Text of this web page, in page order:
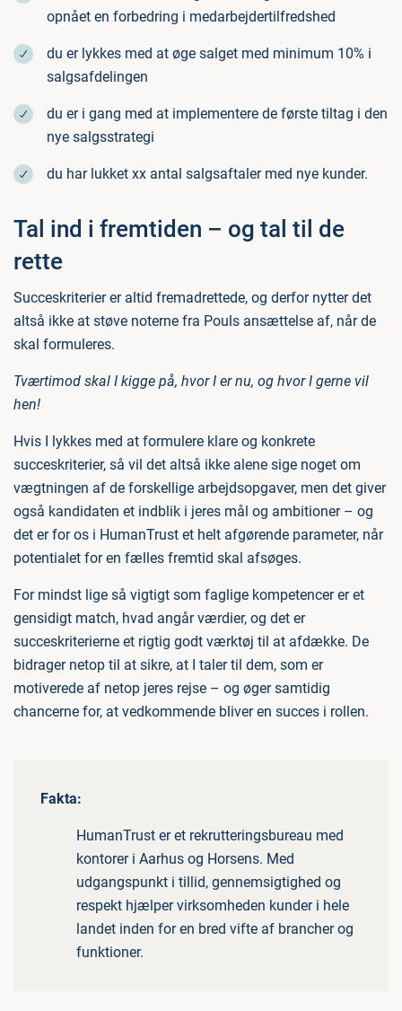
opnået en forbedring i medarbejdertilfredshed
du er lykkes med at øge salget med minimum 10% i
salgsafdelingen
du er i gang med at implementere de første tiltag i den
nye salgsstrategi
du har lukket xx antal salgsaftaler med nye kunder.
Tal ind i fremtiden – og tal til de
rette
Succeskriterier er altid fremadrettede, og derfor nytter det
altså ikke at støve noterne fra Pouls ansættelse af, når de
skal formuleres.
Tværtimod skal I kigge på, hvor I er nu, og hvor I gerne vil
hen!
Hvis I lykkes med at formulere klare og konkrete
succeskriterier, så vil det altså ikke alene sige noget om
vægtningen af de forskellige arbejdsopgaver, men det giver
også kandidaten et indblik i jeres mål og ambitioner – og
det er for os i HumanTrust et helt afgørende parameter, når
potentialet for en fælles fremtid skal afsøges.
For mindst lige så vigtigt som faglige kompetencer er et
gensidigt match, hvad angår værdier, og det er
succeskriterierne et rigtig godt værktøj til at afdække. De
bidrager netop til at sikre, at I taler til dem, som er
motiverede af netop jeres rejse – og øger samtidig
chancerne for, at vedkommende bliver en succes i rollen.
Fakta:
HumanTrust er et rekrutteringsbureau med
kontorer i Aarhus og Horsens. Med
udgangspunkt i tillid, gennemsigtighed og
respekt hjælper virksomheden kunder i hele
landet inden for en bred vifte af brancher og
funktioner.